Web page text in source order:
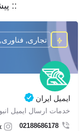
::
ایمیل ایران
خدمات ارسال ایمیل
02188686178
تجاری, فناوری,